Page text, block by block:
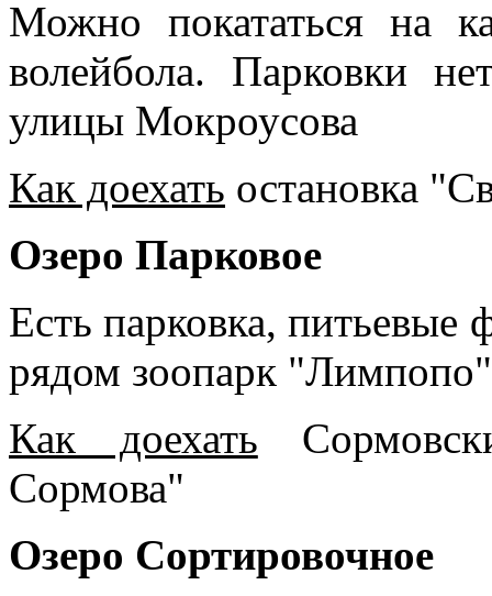
Можно покататься на
волейбола. Парковки
улицы Мокроусова
Как доехать остановка
Озеро Парковое
Есть парковка, питьевые
рядом зоопарк "Лимпопо"
Как доехать
Сормова"
Озеро Сортировочное